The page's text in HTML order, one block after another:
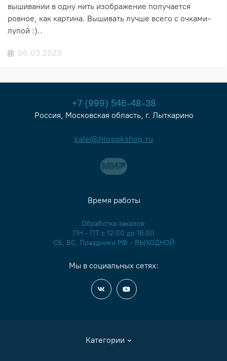
вышивании в одну нить изображение получается
ровное, как картина. Вышивать лучше всего с очками-
лупой :)..
06.03.2023
+7 (999) 546-48-38
Россия, Московская область, г. Лыткарино
sale@hlopokshop.ru
Категории
Время работы
Обработка заказов:
ПН - ПТ с 12:00 до 16:00
СБ, ВС, Праздники РФ - ВЫХОДНОЙ
Мы в социальных сетях: